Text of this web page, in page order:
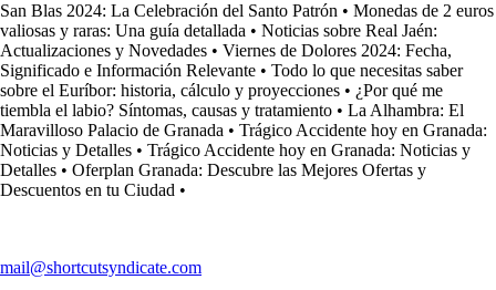
San Blas 2024: La Celebración del Santo Patrón • Monedas de 2 euros
valiosas y raras: Una guía detallada • Noticias sobre Real Jaén:
Actualizaciones y Novedades • Viernes de Dolores 2024: Fecha,
Significado e Información Relevante • Todo lo que necesitas saber
sobre el Euríbor: historia, cálculo y proyecciones • ¿Por qué me
tiembla el labio? Síntomas, causas y tratamiento • La Alhambra: El
Maravilloso Palacio de Granada • Trágico Accidente hoy en Granada:
Noticias y Detalles • Trágico Accidente hoy en Granada: Noticias y
Detalles • Oferplan Granada: Descubre las Mejores Ofertas y
Descuentos en tu Ciudad •
mail@shortcutsyndicate.com